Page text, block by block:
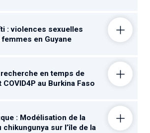
: violences sexuelles
en Guyane
en temps de
au Burkina Faso
: Modélisation de la
chikungunya sur l’île de la